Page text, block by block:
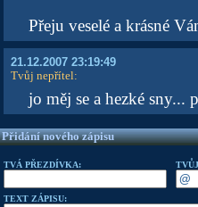
Přeju veselé a krásné
21.12.2007 23:19:49
Tvůj nepřítel:
jo měj se a hezké sny...
Přidání nového zápisu
TVÁ PŘEZDÍVKA:
TEXT ZÁPISU: